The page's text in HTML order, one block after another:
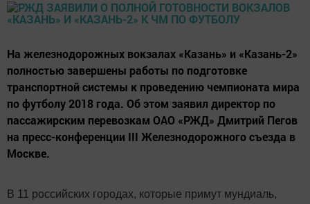
На железнодорожных вокзалах «Казань» и «Казань-2»
полностью завершены работы по подготовке
транспортной системы к проведению чемпионата мира
по футболу 2018 года. Об этом заявил директор по
пассажирским перевозкам ОАО «РЖД» Дмитрий Пегов
на пресс-конференции III Железнодорожного съезда в
Москве.
В 11 российских городах, которые примут мундиаль,